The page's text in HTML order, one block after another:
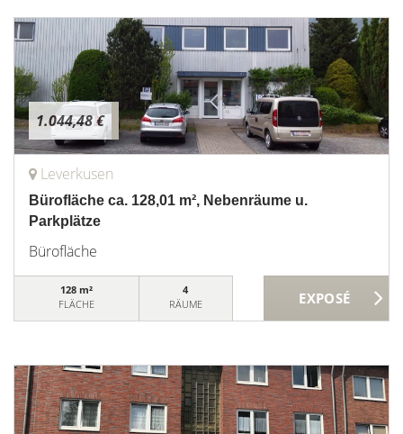
1.044,48 €
Leverkusen
Bürofläche ca. 128,01 m², Nebenräume u.
Parkplätze
Bürofläche
128 m²
FLÄCHE
4
RÄUME